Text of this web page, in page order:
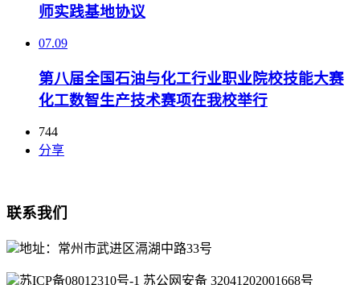
师实践基地协议
07.09
第八届全国石油与化工行业职业院校技能大赛
化工数智生产技术赛项在我校举行
744
分享
联系我们
地址：常州市武进区滆湖中路33号
苏ICP备08012310号-1 苏公网安备 32041202001668号